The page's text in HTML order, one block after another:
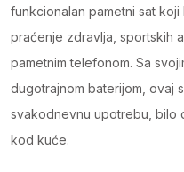
funkcionalan pametni sat
praćenje zdravlja, sportskih
pametnim telefonom. Sa
dugotrajnom baterijom, ovaj
svakodnevnu upotrebu, bilo
kod kuće.